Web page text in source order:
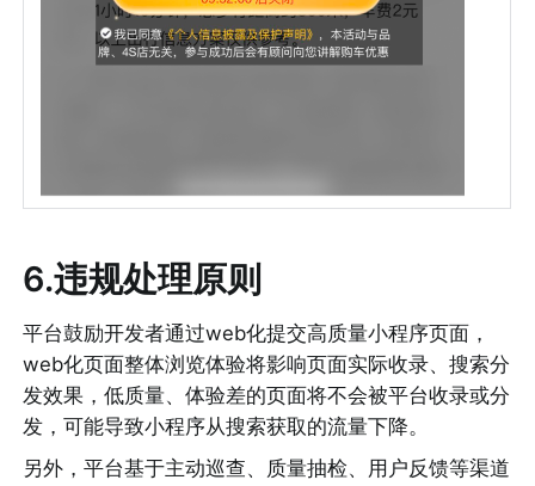
6.违规处理原则
平台鼓励开发者通过web化提交高质量小程序页面，
web化页面整体浏览体验将影响页面实际收录、搜索分
发效果，低质量、体验差的页面将不会被平台收录或分
发，可能导致小程序从搜索获取的流量下降。
另外，平台基于主动巡查、质量抽检、用户反馈等渠道